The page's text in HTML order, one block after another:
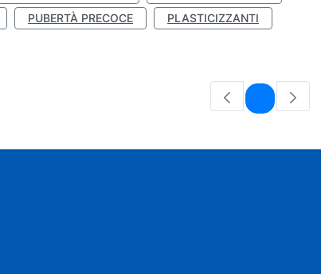
PUBERTÀ PRECOCE
PLASTICIZZANTI
Pagina